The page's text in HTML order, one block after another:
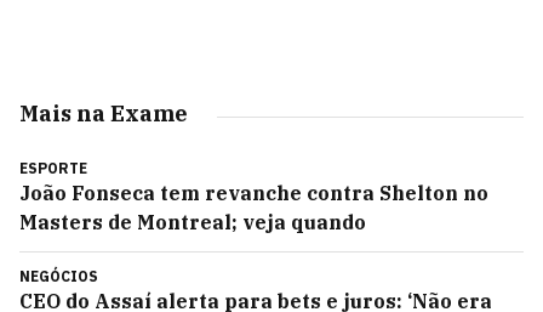
Mais na Exame
ESPORTE
João Fonseca tem revanche contra Shelton no
Masters de Montreal; veja quando
NEGÓCIOS
CEO do Assaí alerta para bets e juros: ‘Não era